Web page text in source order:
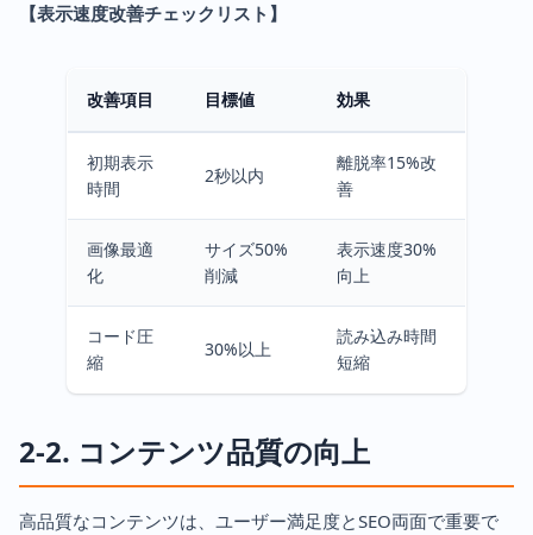
【表示速度改善チェックリスト】
改善項目 目標値 効果
初期表示
時間
2秒以内
離脱率15%改
善
画像最適
化
サイズ50%
削減
表示速度30%
向上
コード圧
縮
30%以上
読み込み時間
短縮
2-2. コンテンツ品質の向上
高品質なコンテンツは、ユーザー満足度とSEO両面で重要で